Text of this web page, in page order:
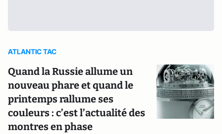
ATLANTIC TAC
Quand la Russie allume un
nouveau phare et quand le
printemps rallume ses
couleurs : c’est l’actualité des
montres en phase